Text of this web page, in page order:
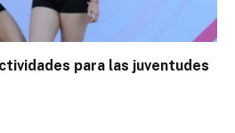
para las juventudes